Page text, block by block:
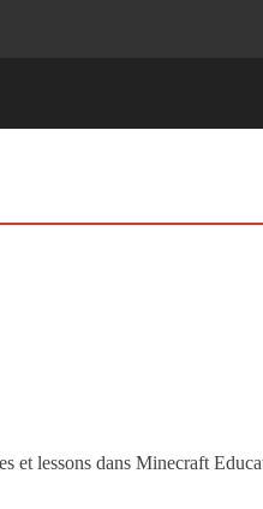
et lessons dans Minecraft